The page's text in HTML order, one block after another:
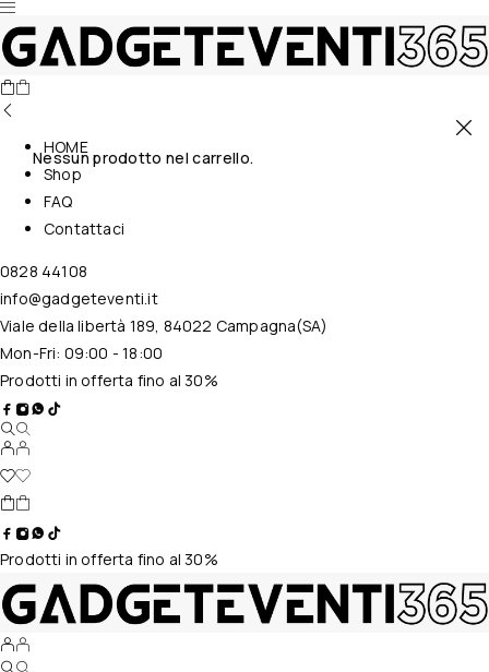
Nessun prodotto nel carrello.
HOME
Shop
FAQ
Contattaci
0828 44108
info@gadgeteventi.it
Viale della libertà 189, 84022 Campagna(SA)
Mon-Fri: 09:00 - 18:00
Prodotti in offerta fino al 30%
Prodotti in offerta fino al 30%